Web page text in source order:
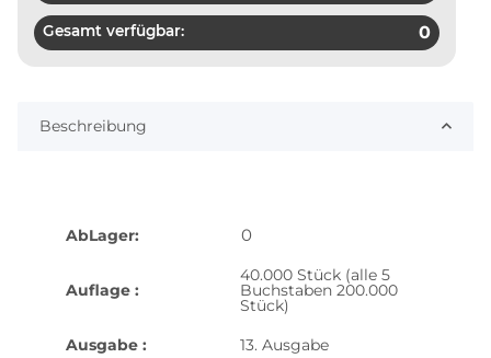
Gesamt verfügbar: 0
Beschreibung
AbLager: 0
Auflage :
40.000 Stück (alle 5
Buchstaben 200.000
Stück)
Ausgabe :
13. Ausgabe